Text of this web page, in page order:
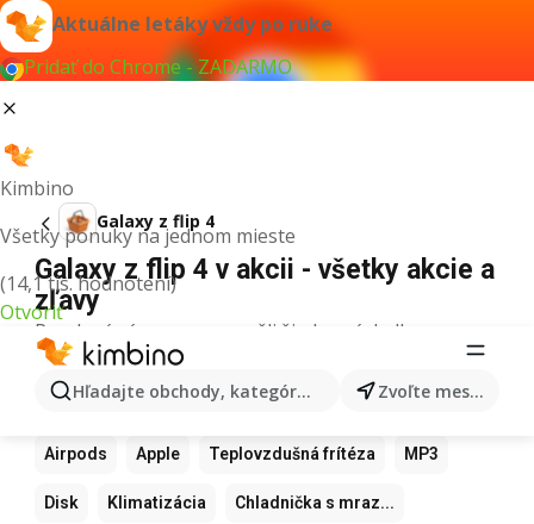
Aktuálne letáky vždy po ruke
Pridať do Chrome - ZADARMO
Kimbino
Všetky ponuky na jednom mieste
(14,1 tis. hodnotení)
Otvoriť
Hľadajte obchody, kategórie, produkty... Zvoľte mesto
Galaxy z flip 4
Galaxy z flip 4 v akcii - všetky akcie a
zľavy
Pre daný výraz sme nenašli žiadne výsledky.
Ďalšie obľúbené produkty
Samsung Xiaomi Apple Watch
Airpods Apple Teplovzdušná frítéza MP3
Disk Klimatizácia Chladnička s mraz...